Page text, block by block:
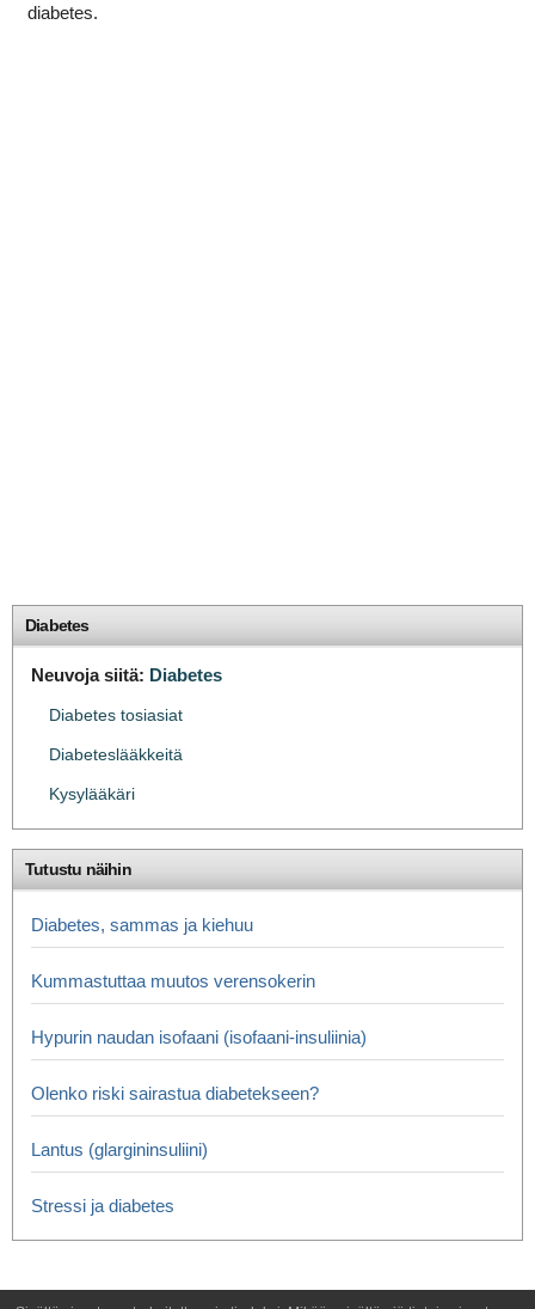
diabetes.
Diabetes
Neuvoja siitä: Diabetes
Diabetes tosiasiat
Diabeteslääkkeitä
Kysylääkäri
Tutustu näihin
Diabetes, sammas ja kiehuu
Kummastuttaa muutos verensokerin
Hypurin naudan isofaani (isofaani-insuliinia)
Olenko riski sairastua diabetekseen?
Lantus (glargininsuliini)
Stressi ja diabetes